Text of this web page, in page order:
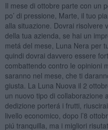
Il mese di ottobre parte con un
po’ di pressione, Marte, il tuo
alla situazione. Dovrai risolvere
della tua azienda, se hai un
metá del mese, Luna Nera per
quindi dovrai davvero essere
combattendo contro le opinioni
saranno nel mese, che ti
giusta. La Luna Nuova il 2
un nuovo tipo di collaborazione
dedizione porterá i frutti,
livello economico, dopo l’8
piú tranquilla, ma i migliori